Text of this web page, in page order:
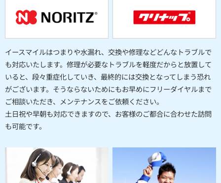
イースマイルはつまりや水漏れ、交換や修理などどんなトラブルで
も対応いたします。修理が必要なトラブルを軽度だからと放置して
いると、段々重症化していき、最終的には交換となってしまう恐れ
がございます。そうならないためにもお早めにフリーダイヤルまで
ご相談いただき、メンテナンスをご依頼ください。
土日祝や早朝も対応できますので、お客様のご都合に合わせた訪問
も可能です。